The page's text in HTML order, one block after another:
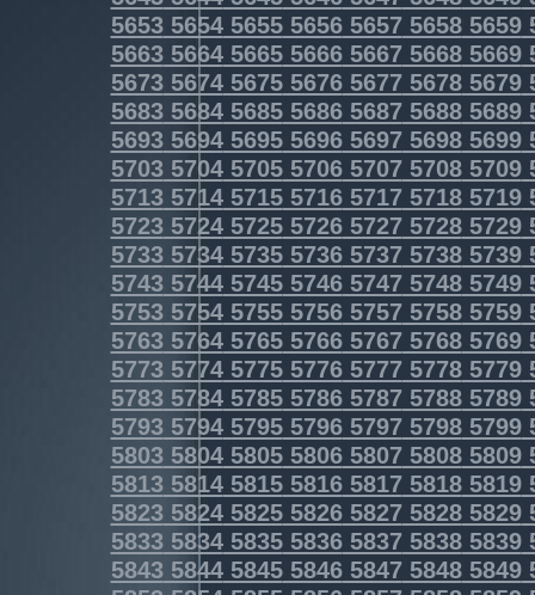
5653565456555656565756585659
5663566456655666566756685669
5673567456755676567756785679
5683568456855686568756885689
5693569456955696569756985699
5703570457055706570757085709
5713571457155716571757185719
5723572457255726572757285729
5733573457355736573757385739
5743574457455746574757485749
5753575457555756575757585759
5763576457655766576757685769
5773577457755776577757785779
5783578457855786578757885789
5793579457955796579757985799
5803580458055806580758085809
5813581458155816581758185819
5823582458255826582758285829
5833583458355836583758385839
5843584458455846584758485849